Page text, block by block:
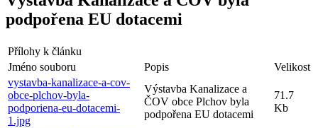
podpořena EU dotacemi
Přílohy k článku
Jméno souboru
Popis
Velikost
vystavba-kanalizace-a-cov-
obce-plchov-byla-
podporiena-eu-dotacemi-
1.jpg
Výstavba Kanalizace a
ČOV obce Plchov byla
podpořena EU dotacemi
71.7
Kb